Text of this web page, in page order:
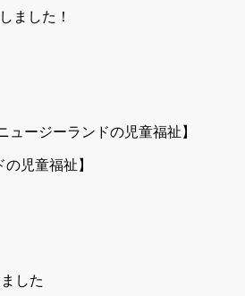
ました！
児童福祉】